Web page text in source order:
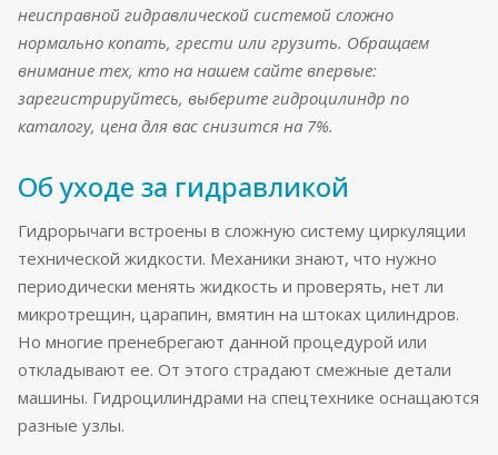
неисправной гидравлической системой сложно
нормально копать, грести или грузить. Обращаем
внимание тех, кто на нашем сайте впервые:
зарегистрируйтесь, выберите гидроцилиндр по
каталогу, цена для вас снизится на 7%.
Об уходе за гидравликой
Гидрорычаги встроены в сложную систему циркуляции
технической жидкости. Механики знают, что нужно
периодически менять жидкость и проверять, нет ли
микротрещин, царапин, вмятин на штоках цилиндров.
Но многие пренебрегают данной процедурой или
откладывают ее. От этого страдают смежные детали
машины. Гидроцилиндрами на спецтехнике оснащаются
разные узлы.